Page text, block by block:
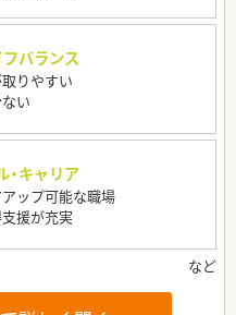
バランス
りやすい
い
・キャリア
ップ可能な職場
援が充実